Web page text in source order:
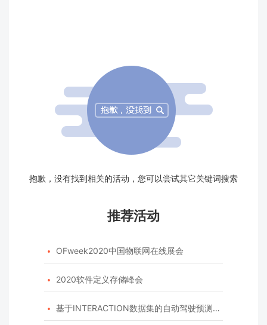
抱歉，没有找到相关的活动，您可以尝试其它关键词搜索
推荐活动
 OFweek2020中国物联网在线展会
 2020软件定义存储峰会
 基于INTERACTION数据集的自动驾驶预测模型挑战赛